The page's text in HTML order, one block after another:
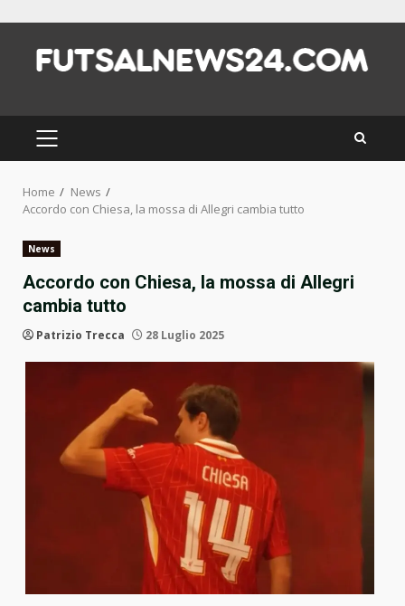
content
PRIMARY
MENU
Home
News
Accordo con Chiesa, la mossa di Allegri cambia tutto
News
Accordo con Chiesa, la mossa di Allegri
cambia tutto
Patrizio Trecca 28 Luglio 2025